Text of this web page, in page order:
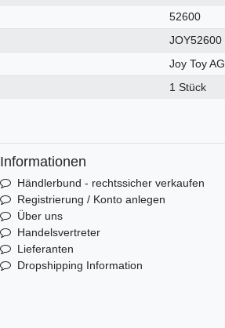
52600
JOY52600
Joy Toy AG
1 Stück
Informationen
Händlerbund - rechtssicher verkaufen
Registrierung / Konto anlegen
Über uns
Handelsvertreter
Lieferanten
Dropshipping Information